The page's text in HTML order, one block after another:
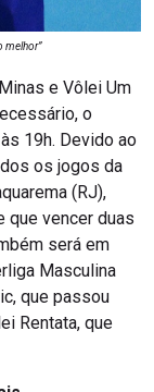
melhor”
e Vôlei Um
o
19h. Devido ao
os jogos da
(RJ),
que vencer duas
será em
Masculina
que passou
Rentata, que